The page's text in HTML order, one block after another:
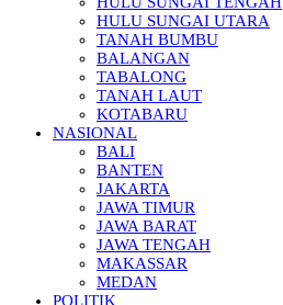
HULU SUNGAI UTARA
TANAH BUMBU
BALANGAN
TABALONG
TANAH LAUT
KOTABARU
NASIONAL
BALI
BANTEN
JAKARTA
JAWA TIMUR
JAWA BARAT
JAWA TENGAH
MAKASSAR
MEDAN
POLITIK